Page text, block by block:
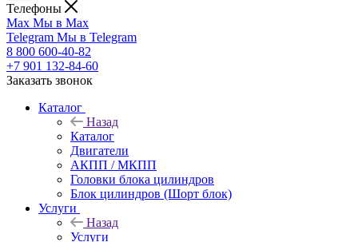
Телефоны
Max Мы в Max
Telegram Мы в Telegram
8 800 600-40-82
+7 901 132-84-60
Заказать звонок
Каталог
Назад
Каталог
Двигатели
АКПП / МКПП
Головки блока цилиндров
Блок цилиндров (Шорт блок)
Услуги
Назад
Услуги